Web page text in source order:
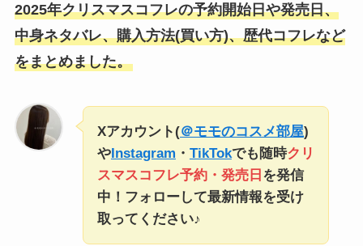
2025年クリスマスコフレの予約開始日や発売日、
中身ネタバレ、購入方法(買い方)、歴代コフレなど
をまとめました。
Xアカウント(＠モモのコスメ部屋)
やInstagram ・ TikTokでも随時クリ
スマスコフレ予約・発売日 を発信
中！フォローして最新情報を受け
取ってください♪